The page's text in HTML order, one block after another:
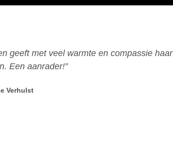
Ik ken haar ook van de fijne Qi-Gong
handen voelde. Ze weet namelijk waar
je hulpvraag en voelt goed aan wat je